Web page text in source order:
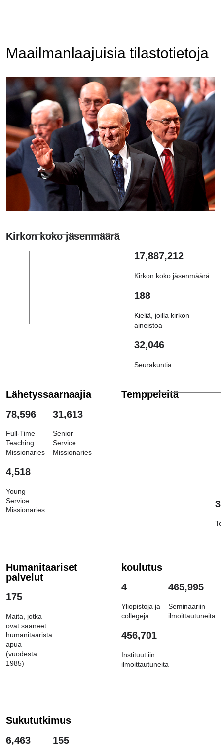
Maailmanlaajuisia tilastotietoja
Kirkon koko jäsenmäärä
17,887,212
Kirkon koko jäsenmäärä
188
Kieliä, joilla kirkon
aineistoa
32,046
Seurakuntia
Lähetyssaarnaajia
78,596
Full-Time
Teaching
Missionaries
31,613
Senior
Service
Missionaries
4,518
Young
Service
Missionaries
Temppeleitä
Humanitaariset
palvelut
175
Maita, jotka
ovat saaneet
humanitaarista
apua
(vuodesta
1985)
koulutus
4
Yliopistoja ja
collegeja
465,995
Seminaariin
ilmoittautuneita
456,701
Instituuttiin
ilmoittautuneita
Sukututkimus
6,463
155